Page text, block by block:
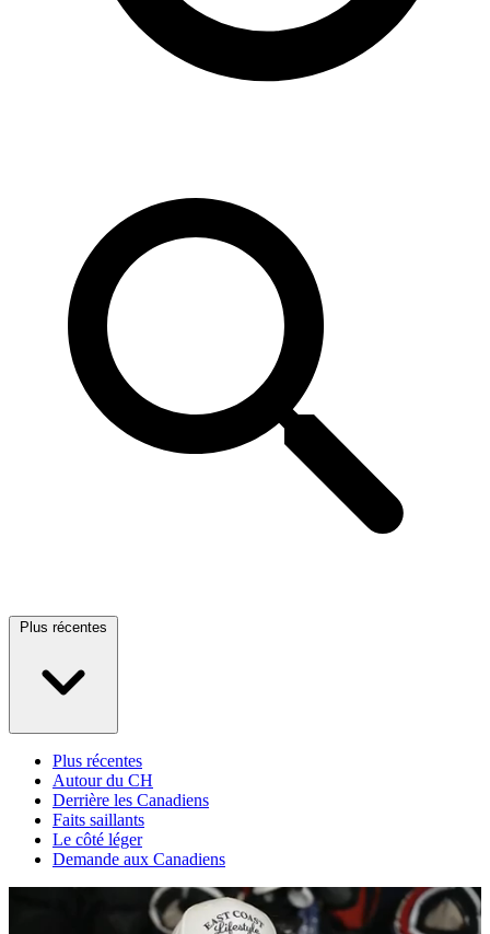
Plus récentes
Plus récentes
Autour du CH
Derrière les Canadiens
Faits saillants
Le côté léger
Demande aux Canadiens